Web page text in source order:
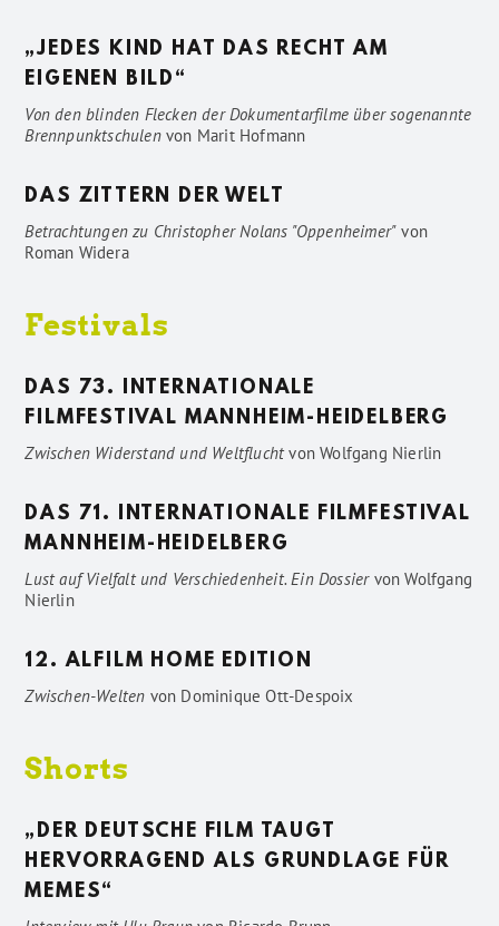
„JEDES KIND HAT DAS RECHT AM
EIGENEN BILD“
Von den blinden Flecken der Dokumentarfilme über sogenannte
Brennpunktschulenvon Marit Hofmann
DAS ZITTERN DER WELT
Betrachtungen zu Christopher Nolans "Oppenheimer" von
Roman Widera
Festivals
DAS 73. INTERNATIONALE
FILMFESTIVAL MANNHEIM-HEIDELBERG
Zwischen Widerstand und WeltfluchtvonWolfgang Nierlin
DAS 71. INTERNATIONALE FILMFESTIVAL
MANNHEIM-HEIDELBERG
Lust auf Vielfalt und Verschiedenheit. Ein DossiervonWolfgang
Nierlin
12. ALFILM HOME EDITION
Zwischen-Welten von Dominique Ott-Despoix
Shorts
„DER DEUTSCHE FILM TAUGT
HERVORRAGEND ALS GRUNDLAGE FÜR
MEMES“